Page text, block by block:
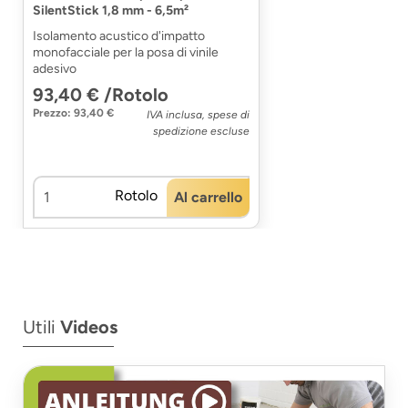
SilentStick 1,8 mm - 6,5m²
Isolamento acustico d'impatto
monofacciale per la posa di vinile
adesivo
93,40 € /Rotolo
Prezzo: 93,40 €
IVA inclusa, spese di
spedizione escluse
Rotolo Al carrello
Utili Videos